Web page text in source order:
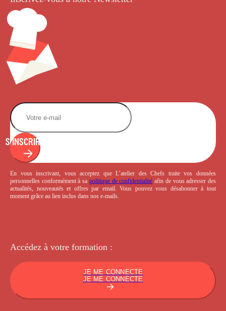
S'INSCRIRE
En vous inscrivant, vous acceptez que L’atelier des Chefs traite vos données
personnelles conformément à sa politique de confidentialité afin de vous adresser des
actualités, nouveautés et offres par email. Vous pouvez vous désabonner à tout
moment grâce au lien inclus dans nos e-mails.
Accédez à votre formation :
JE ME CONNECTE
JE ME CONNECTE